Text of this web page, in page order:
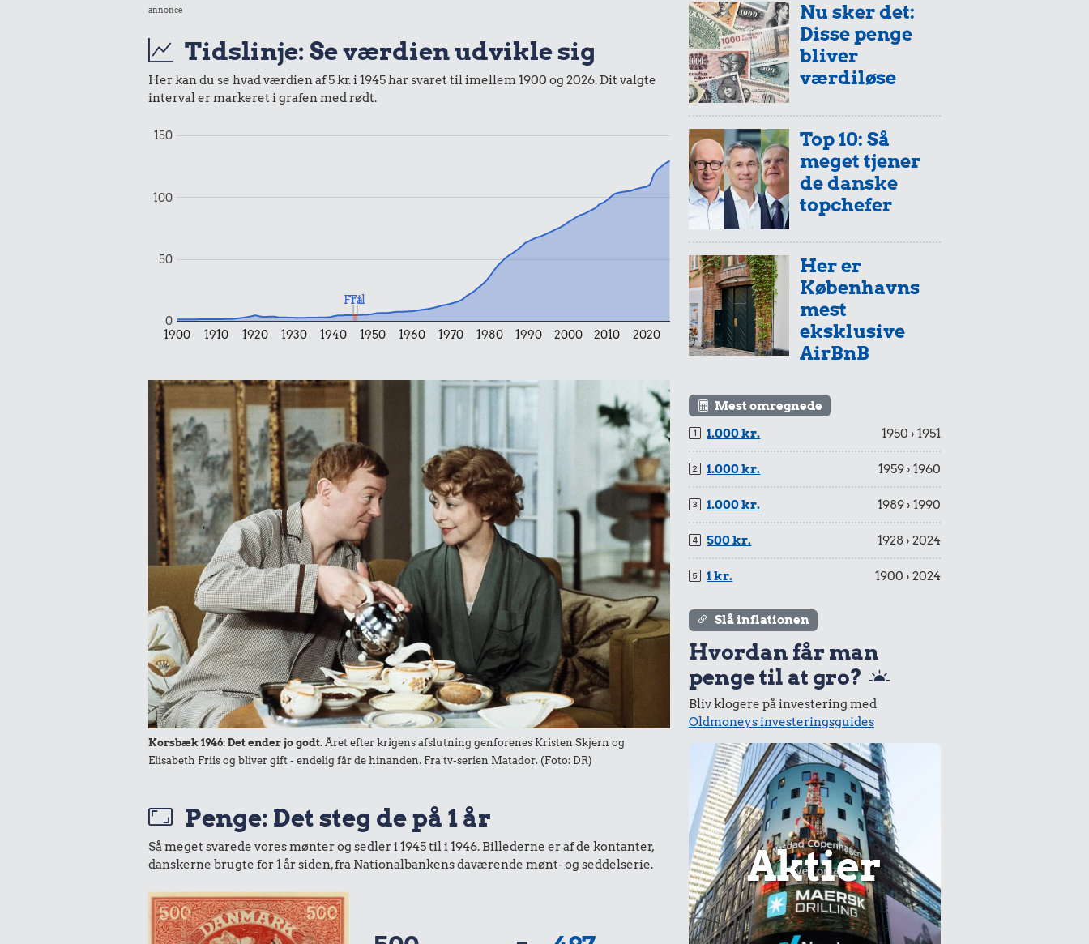
oksekød
0,63 kr.
1 dåse suppe
4,89 kr.
Samlet pris i 1945
Kylling
0,87 kr.
0,27 kr.
0,23 kr.
Æble
0,04 kr.
Tyggegummi
4,94 kr.
Samlet pris i 1946
Udvalgte varer fra danskernes indkøbskurv gennem tiderne. Priser i nutidskroner er estimeret af
Oldmoney. Priser i datidskroner er på baggrund af forbrugerprisindekset fra Danmarks Statistik.
annonce
Tidslinje: Se værdien udvikle sig
Her kan du se hvad værdien af 5 kr. i 1945 har svaret til imellem 1900 og 2026. Dit valgte
interval er markeret i grafen med rødt.
1900 1910 1920 1930 1940 1950 1960 1970 1980 1990 2000 2010 2020
0
50
100
150
Fra
Til
Korsbæk 1946: Det ender jo godt. Året efter krigens afslutning genforenes Kristen Skjern og
Elisabeth Friis og bliver gift - endelig får de hinanden. Fra tv-serien Matador. (Foto: DR)
Penge: Det steg de på 1 år
Så meget svarede vores mønter og sedler i 1945 til i 1946. Billederne er af de kontanter,
danskerne brugte for 1 år siden, fra Nationalbankens daværende mønt- og seddelserie.
Nu sker det:
Disse penge
bliver
værdiløse
Top 10: Så
meget tjener
de danske
topchefer
Her er
Københavns
mest
eksklusive
AirBnB
Mest omregnede
1.000 kr.
1950 › 1951
1.000 kr. 1959 › 1960
1.000 kr. 1989 › 1990
500 kr. 1928 › 2024
1 kr. 1900 › 2024
Slå inflationen
Hvordan får man
penge til at gro?
Bliv klogere på investering med
Oldmoneys investeringsguides
Aktier